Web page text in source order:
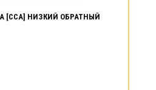
А [CCA] НИЗКИЙ ОБРАТНЫЙ